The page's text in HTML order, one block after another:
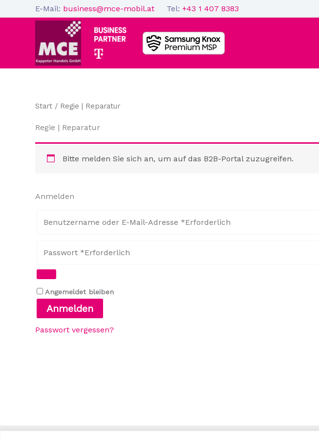
Inhalt
E-Mail: business@mce-mobil.at Tel: +43 1 407 8383
Start / Regie | Reparatur
Regie | Reparatur
Bitte melden Sie sich an, um auf das B2B-Portal zuzugreifen.
Anmelden
Angemeldet bleiben
Anmelden
Passwort vergessen?